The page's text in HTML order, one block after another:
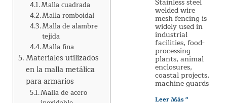
Malla cuadrada
Malla romboidal
Malla de alambre
tejida
Malla fina
Materiales utilizados
en la malla metálica
para armarios
Malla de acero
welded wire
mesh fencing is
widely used in
industrial
facilities, food-
processing
plants, animal
enclosures,
coastal projects,
machine guards
Leer Más "